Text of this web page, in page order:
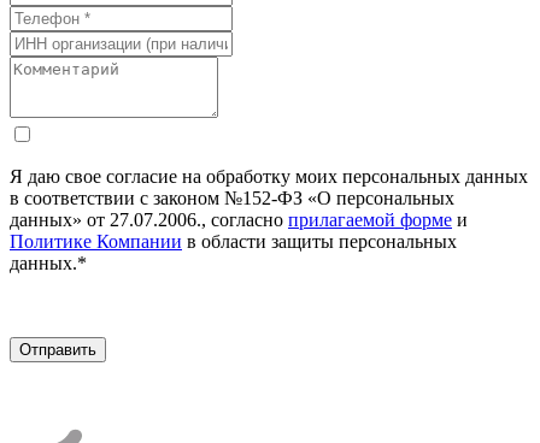
Я даю свое согласие на обработку моих персональных данных
в соответствии с законом №152-ФЗ «О персональных
данных» от 27.07.2006., согласно прилагаемой форме и
Политике Компании в области защиты персональных
данных.*